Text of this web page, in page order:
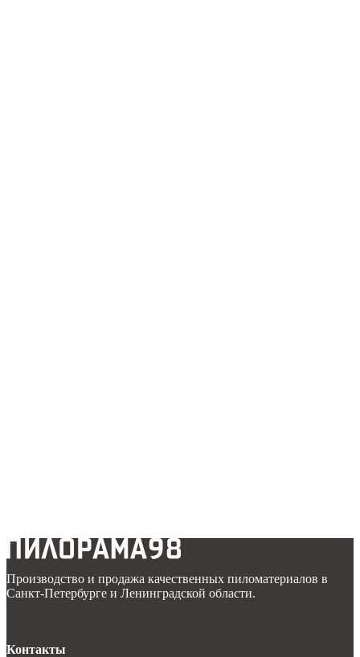
Производство и продажа качественных пиломатериалов в
Санкт-Петербурге и Ленинградской области.
Контакты